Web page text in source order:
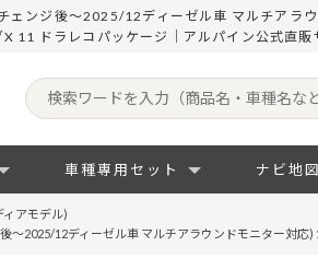
ェンジ後～2025/12ディーゼル車 マルチアラ
11 ドラレコパッケージ｜アルパイン公式直販
車種専用セット ナビ地
ィアモデル)
～2025/12ディーゼル車 マルチアラウンドモニター対応